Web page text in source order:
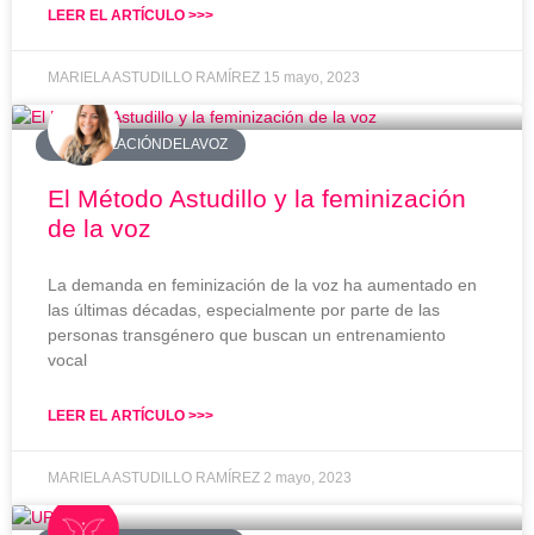
LEER EL ARTÍCULO >>>
MARIELA ASTUDILLO RAMÍREZ 15 mayo, 2023
#FEMINIZACIÓNDELAVOZ
El Método Astudillo y la feminización
de la voz
La demanda en feminización de la voz ha aumentado en
las últimas décadas, especialmente por parte de las
personas transgénero que buscan un entrenamiento
vocal
LEER EL ARTÍCULO >>>
MARIELA ASTUDILLO RAMÍREZ 2 mayo, 2023